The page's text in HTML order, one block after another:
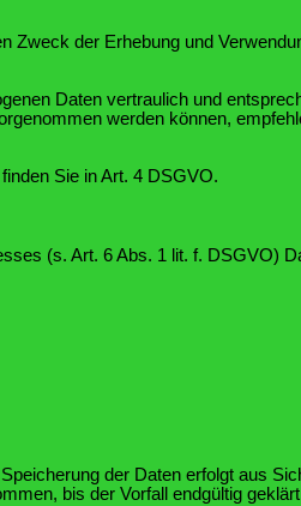
der Erhebung und
Daten vertraulich und
werden können,
Sie in Art. 4 DSGVO.
(s. Art. 6 Abs. 1 lit. f. DSGVO)
der Daten erfolgt aus
bis der Vorfall endgültig